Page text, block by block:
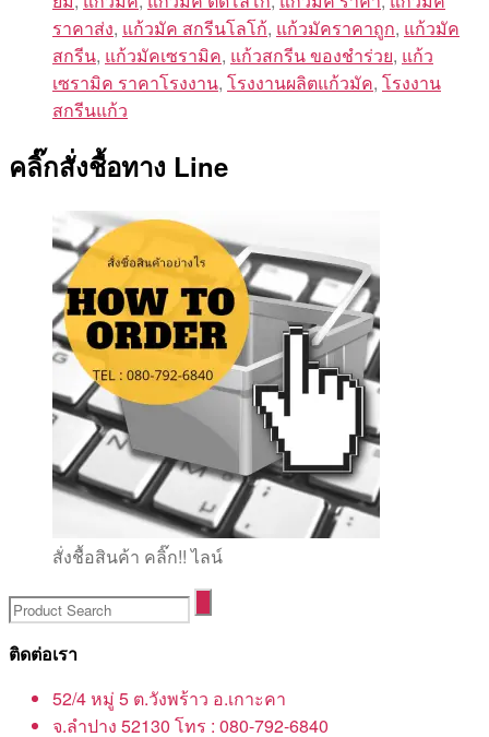
ราคาส่ง, แก้วมัค สกรีนโลโก้, แก้วมัคราคาถูก, แก้วมัค
สกรีน, แก้วมัคเซรามิค, แก้วสกรีน ของชําร่วย, แก้ว
เซรามิค ราคาโรงงาน, โรงงานผลิตแก้วมัค, โรงงาน
สกรีนแก้ว
คลิ๊กสั่งชื้อทาง Line
สั่งชื้อสินค้า คลิ๊ก!! ไลน์
ติดต่อเรา
52/4 หมู่ 5 ต.วังพร้าว อ.เกาะคา
จ.ลำปาง 52130 โทร : 080-792-6840